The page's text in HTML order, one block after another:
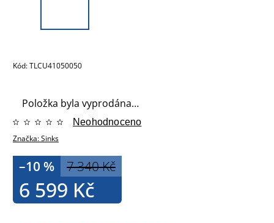
Kód:TLCU41050050
Položka byla vyprodána…
Značka:Sinks
Neohodnoceno
7 340 Kč
–10 %
6 599 Kč